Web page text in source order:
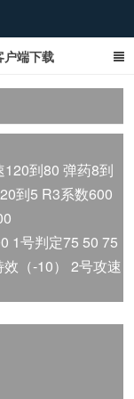
_SD敢达数据库
户端下载
（石墨版）
到80 弹药8到
到5 R3系数600
1号判定75 50 75
（-10） 2号攻速